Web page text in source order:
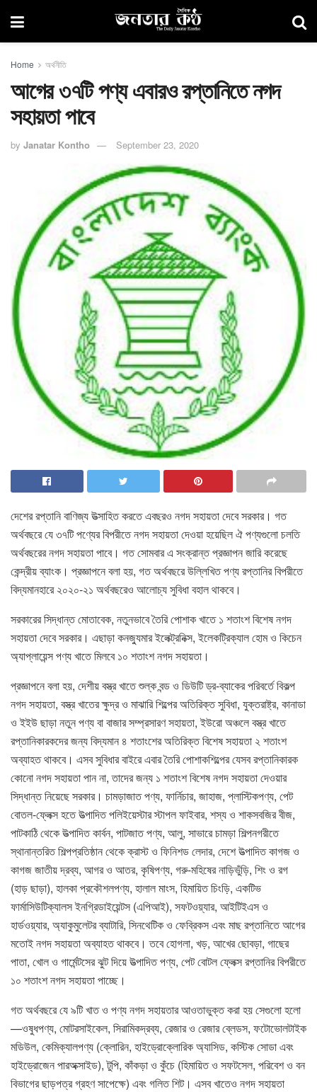
Home অর্থনীতি
আগের ৩৭টি পণ্য এবারও রপ্তানিতে নগদ
সহায়তা পাবে
by Janatar Kontho September 23, 2020
দেশের রপ্তানি বাণিজ্য উত্সাহিত করতে এবছরও নগদ সহায়তা দেবে সরকার। গত
অর্থবছরে যে ৩৭টি পণ্যের বিপরীতে নগদ সহায়তা দেওয়া হয়েছিল ঐ পণ্যগুলো চলতি
অর্থবছরের নগদ সহায়তা পাবে। গত সোমবার এ সংক্রান্ত প্রজ্ঞাপন জারি করেছে
কেন্দ্রীয় ব্যাংক। প্রজ্ঞাপনে বলা হয়, গত অর্থবছরে উল্লিখিত পণ্য রপ্তানির বিপরীতে
বিদ্যমানহারে ২০২০-২১ অর্থবছরেও আলোচ্য সুবিধা বহাল থাকবে।
সরকারের সিদ্ধান্ত মোতাবেক, নতুনভাবে তৈরি পোশাক খাতে ১ শতাংশ বিশেষ নগদ
সহায়তা দেবে সরকার। এছাড়া কনজ্যুমার ইলেক্ট্রনিক্স, ইলেকট্রিক্যাল হোম ও কিচেন
অ্যাপ্লায়েন্স পণ্য খাতে মিলবে ১০ শতাংশ নগদ সহায়তা।
প্রজ্ঞাপনে বলা হয়, দেশীয় বস্ত্র খাতে শুল্ক বন্ড ও ডিউটি ড্র-ব্যাকের পরিবর্তে বিকল্প
নগদ সহায়তা, বস্ত্র খাতের ক্ষুদ্র ও মাঝারি শিল্পের অতিরিক্ত সুবিধা, যুক্তরাষ্ট্র, কানাডা
ও ইইউ ছাড়া নতুন পণ্য বা বাজার সম্প্রসারণ সহায়তা, ইউরো অঞ্চলে বস্ত্র খাতে
রপ্তানিকারকদের জন্য বিদ্যমান ৪ শতাংশের অতিরিক্ত বিশেষ সহায়তা ২ শতাংশ
অব্যাহত থাকবে। এসব সুবিধার বাইরে এবার তৈরি পোশাকশিল্পের যেসব রপ্তানিকারক
কোনো নগদ সহায়তা পান না, তাদের জন্য ১ শতাংশ বিশেষ নগদ সহায়তা দেওয়ার
সিদ্ধান্ত নিয়েছে সরকার। চামড়াজাত পণ্য, ফার্নিচার, জাহাজ, প্লাস্টিকপণ্য, পেট
বোতল-ফ্লেক্স হতে উত্পাদিত পলিইয়েস্টার স্টাপল ফাইবার, শস্য ও শাকসবজির বীজ,
পাটকাঠি থেকে উত্পাদিত কার্বন, পাটজাত পণ্য, আলু, সাভারে চামড়া শিল্পনগরীতে
স্থানান্তরিত শিল্পপ্রতিষ্ঠান থেকে ক্রাস্ট ও ফিনিশড লেদার, দেশে উত্পাদিত কাগজ ও
কাগজ জাতীয় দ্রব্য, আগর ও আতর, কৃষিপণ্য, গরু-মহিষের নাড়িভুঁড়ি, শিং ও রগ
(হাড় ছাড়া), হালকা প্রকৌশলপণ্য, হালাল মাংস, হিমায়িত চিংড়ি, একটিভ
ফার্মাসিউটিক্যালস ইনগ্রিডাইয়েন্টস (এপিআই), সফটওয়্যার, আইটিইএস ও
হার্ডওয়্যার, অ্যাকুমুলেটর ব্যাটারি, সিনথেটিক ও ফেব্রিকস এবং মাছ রপ্তানিতে আগের
মতোই নগদ সহায়তা অব্যাহত থাকবে। তবে হোগলা, খড়, আখের ছোবড়া, গাছের
পাতা, খোল ও গার্মেন্টসের ঝুট দিয়ে উত্পাদিত পণ্য, পেট বোটল ফ্লেক্স রপ্তানির বিপরীতে
১০ শতাংশ নগদ সহায়তা পাচ্ছে।
গত অর্থবছরে যে ৯টি খাত ও পণ্য নগদ সহায়তার আওতাভুক্ত করা হয় সেগুলো হলো
—ওষুধপণ্য, মোটরসাইকেল, সিরামিকদ্রব্য, রেজার ও রেজার ব্লেডস, ফটোভোলটাইক
মডিউল, কেমিক্যালপণ্য (ক্লোরিন, হাইড্রোক্লোরিক অ্যাসিড, কস্টিক সোডা এবং
হাইড্রোজেন পারঅক্সাইড), টুপি, কাঁকড়া ও কুঁচে (হিমায়িত ও সফটসেল, পরিবেশ ও বন
বিভাগের ছাড়পত্র গ্রহণ সাপেক্ষে) এবং গলিত শিট। এসব খাতেও নগদ সহায়তা